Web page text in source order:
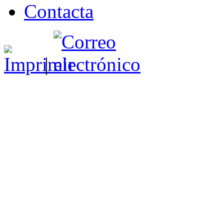
Contacta
|